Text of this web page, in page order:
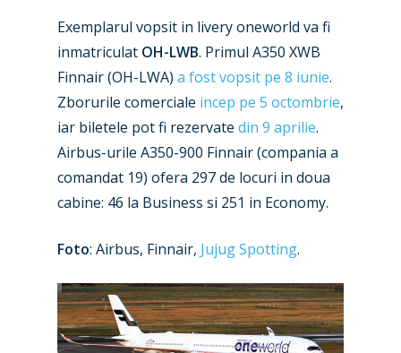
Exemplarul vopsit in livery oneworld va fi
inmatriculat OH-LWB. Primul A350 XWB
Finnair (OH-LWA) a fost vopsit pe 8 iunie.
Zborurile comerciale incep pe 5 octombrie,
iar biletele pot fi rezervate din 9 aprilie.
Airbus-urile A350-900 Finnair (compania a
comandat 19) ofera 297 de locuri in doua
cabine: 46 la Business si 251 in Economy.
Foto: Airbus, Finnair, Jujug Spotting.
New Routes
Dubai 2025
Paris 2025
Business Jets